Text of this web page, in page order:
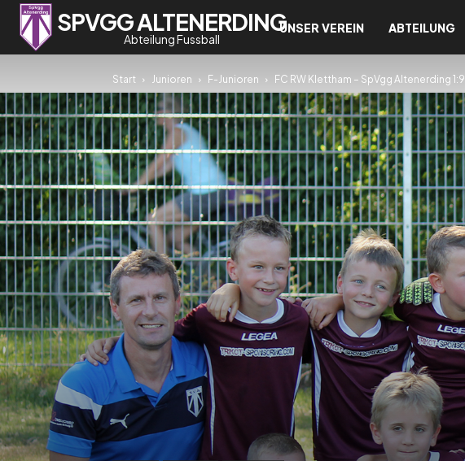
SPVGG ALTENERDING
Abteilung Fussball
UNSER VEREIN ABTEILUNG
Start Junioren F-Junioren FC RW Klettham – SpVgg Altenerding 1:9